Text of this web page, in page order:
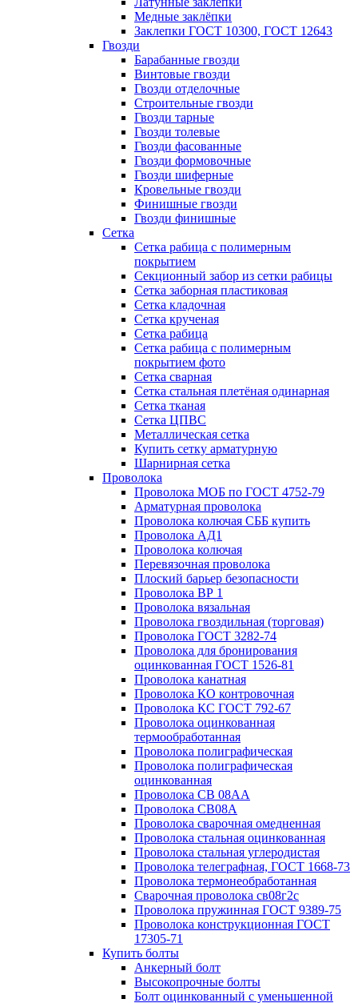
Медные заклёпки
Заклепки ГОСТ 10300, ГОСТ 12643
Гвозди
Барабанные гвозди
Винтовые гвозди
Гвозди отделочные
Строительные гвозди
Гвозди тарные
Гвозди толевые
Гвозди фасованные
Гвозди формовочные
Гвозди шиферные
Кровельные гвозди
Финишные гвозди
Гвозди финишные
Сетка
Сетка рабица с полимерным
покрытием
Секционный забор из сетки рабицы
Сетка заборная пластиковая
Сетка кладочная
Сетка крученая
Сетка рабица
Сетка рабица с полимерным
покрытием фото
Сетка сварная
Сетка стальная плетёная одинарная
Сетка тканая
Сетка ЦПВС
Металлическая сетка
Купить сетку арматурную
Шарнирная сетка
Проволока
Проволока МОБ по ГОСТ 4752-79
Арматурная проволока
Проволока колючая СББ купить
Проволока АД1
Проволока колючая
Перевязочная проволока
Плоский барьер безопасности
Проволока ВР 1
Проволока вязальная
Проволока гвоздильная (торговая)
Проволока ГОСТ 3282-74
Проволока для бронирования
оцинкованная ГОСТ 1526-81
Проволока канатная
Проволока КО контровочная
Проволока КС ГОСТ 792-67
Проволока оцинкованная
термообработанная
Проволока полиграфическая
Проволока полиграфическая
оцинкованная
Проволока СВ 08АА
Проволока СВ08А
Проволока сварочная омедненная
Проволока стальная оцинкованная
Проволока стальная углеродистая
Проволока телеграфная, ГОСТ 1668-73
Проволока термонеобработанная
Сварочная проволока св08г2с
Проволока пружинная ГОСТ 9389-75
Проволока конструкционная ГОСТ
17305-71
Купить болты
Анкерный болт
Высокопрочные болты
Болт оцинкованный с уменьшенной